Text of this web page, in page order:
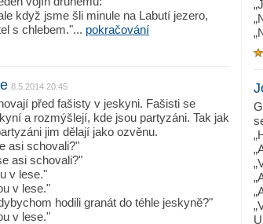
když jsme šli minule na Labutí jezero,
s chlebem."... pokračování
8.5.2014 20:45
před fašisty v jeskyni. Fašisti se
a rozmýšlejí, kde jsou partyzáni. Tak jak
jim dělají jako ozvěnu.
asi schovali?"
asi schovali?"
v lese."
v lese."
hodili granát do téhle jeskyně?"
v lese."